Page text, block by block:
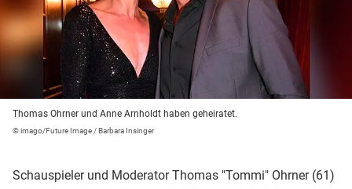
Thomas Ohrner und Anne Arnholdt haben geheiratet.
© imago/Future Image / Barbara Insinger
Schauspieler und Moderator Thomas "Tommi" Ohrner (61)